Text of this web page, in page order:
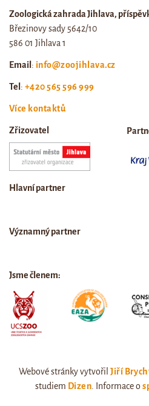
Zoologická zahrada Jihlava,
Březinovy sady 5642/10
586 01 Jihlava 1
Email: info@zoojihlava.cz
Tel: +420 565 596 999
Více kontaktů
Zřizovatel
Hlavní partner
Významný partner
Jsme členem:
Webové stránky vytvořilJiří
studiem Dizen . Informace o